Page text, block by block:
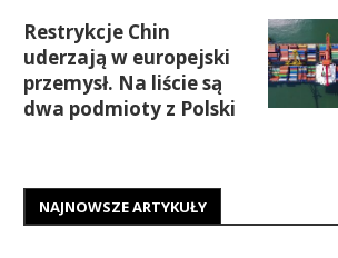
Restrykcje Chin
uderzają w europejski
przemysł. Na liście są
dwa podmioty z Polski
NAJNOWSZE ARTYKUŁY